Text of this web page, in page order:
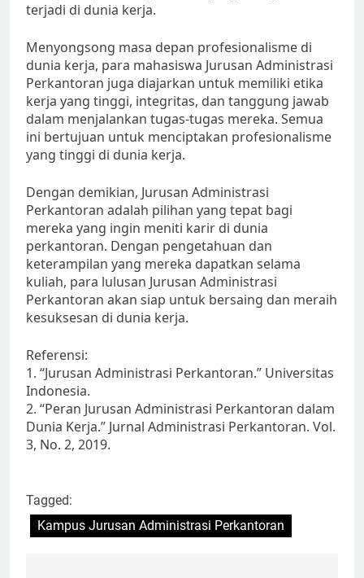
terjadi di dunia kerja.
Menyongsong masa depan profesionalisme di
dunia kerja, para mahasiswa Jurusan Administrasi
Perkantoran juga diajarkan untuk memiliki etika
kerja yang tinggi, integritas, dan tanggung jawab
dalam menjalankan tugas-tugas mereka. Semua
ini bertujuan untuk menciptakan profesionalisme
yang tinggi di dunia kerja.
Dengan demikian, Jurusan Administrasi
Perkantoran adalah pilihan yang tepat bagi
mereka yang ingin meniti karir di dunia
perkantoran. Dengan pengetahuan dan
keterampilan yang mereka dapatkan selama
kuliah, para lulusan Jurusan Administrasi
Perkantoran akan siap untuk bersaing dan meraih
kesuksesan di dunia kerja.
Referensi:
1. “Jurusan Administrasi Perkantoran.” Universitas
Indonesia.
2. “Peran Jurusan Administrasi Perkantoran dalam
Dunia Kerja.” Jurnal Administrasi Perkantoran. Vol.
3, No. 2, 2019.
Tagged:
Kampus Jurusan Administrasi Perkantoran